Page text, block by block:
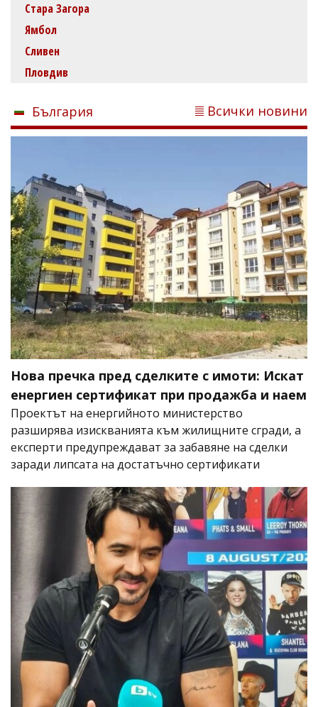
Стара Загора
Ямбол
Сливен
Пловдив
България Всички новини
Нова пречка пред сделките с имоти: Искат
енергиен сертификат при продажба и наем
Проектът на енергийното министерство
разширява изискванията към жилищните сгради, а
експерти предупреждават за забавяне на сделки
заради липсата на достатъчно сертификати